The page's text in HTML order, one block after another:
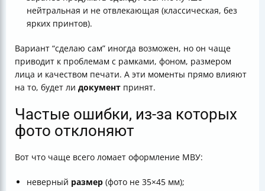
нейтральная и не отвлекающая (классическая, без
ярких принтов).
Вариант “сделаю сам” иногда возможен, но он чаще
приводит к проблемам с рамками, фоном, размером
лица и качеством печати. А эти моменты прямо влияют
на то, будет ли документ принят.
Частые ошибки, из-за которых
фото отклоняют
Вот что чаще всего ломает оформление МВУ:
неверный размер (фото не 35×45 мм);